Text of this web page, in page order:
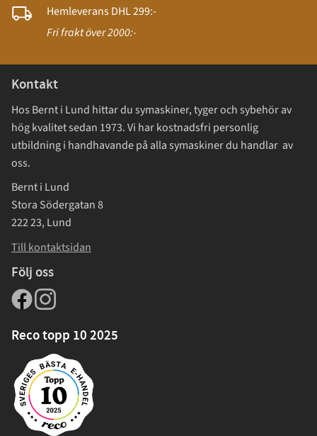
Hemleverans DHL 299:-
Fri frakt över 2000:-
Kontakt
Hos Bernt i Lund hittar du symaskiner, tyger och sybehör av
hög kvalitet sedan 1973. Vi har kostnadsfri personlig
utbildning i handhavande på alla symaskiner du handlar av
oss.
Bernt i Lund
Stora Södergatan 8
222 23, Lund
Till kontaktsidan
Följ oss
Reco topp 10 2025